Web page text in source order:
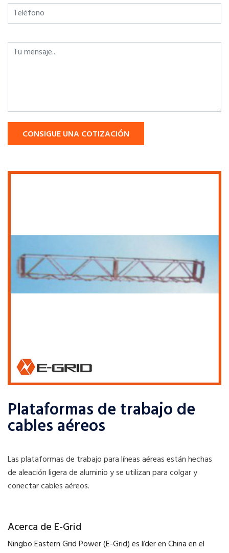
CONSIGUE UNA COTIZACIÓN
Plataformas de trabajo de
cables aéreos
Las plataformas de trabajo para líneas aéreas están hechas
de aleación ligera de aluminio y se utilizan para colgar y
conectar cables aéreos.
Acerca de E-Grid
Ningbo Eastern Grid Power (E-Grid) es líder en China en el